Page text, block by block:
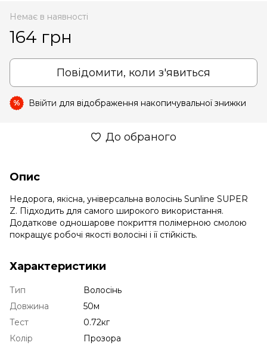
Немає в наявності
164 грн
Повідомити, коли з'явиться
% Ввійти для відображення накопичувальної знижки
До обраного
Опис
Недорога, якісна, універсальна волосінь Sunline SUPER
Z. Підходить для самого широкого використання.
Додаткове одношарове покриття полімерною смолою
покращує робочі якості волосіні і її стійкість.
Характеристики
Тип
Волосінь
Довжина
50м
Тест
0.72кг
Колір
Прозора